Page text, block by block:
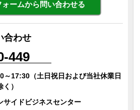
ォームから問い合わせる
合わせ
449
～17:30（土日祝日および当社休業日
く）
サイドビジネスセンター